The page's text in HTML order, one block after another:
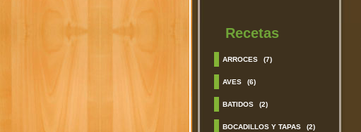
Recetas
ARROCES (7)
AVES (6)
BATIDOS (2)
BOCADILLOS Y TAPAS (2)